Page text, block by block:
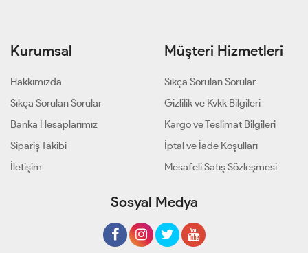
Kurumsal
Hakkımızda
Sıkça Sorulan Sorular
Banka Hesaplarımız
Sipariş Takibi
İletişim
Müşteri Hizmetleri
Sıkça Sorulan Sorular
Gizlilik ve Kvkk Bilgileri
Kargo ve Teslimat Bilgileri
İptal ve İade Koşulları
Mesafeli Satış Sözleşmesi
Sosyal Medya